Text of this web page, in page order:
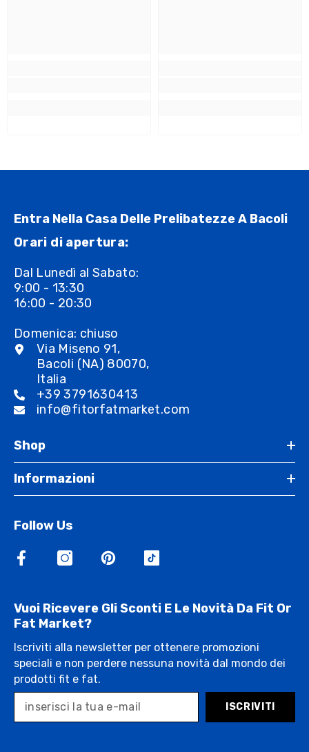
Entra Nella Casa Delle Prelibatezze A Bacoli
Orari di apertura:
Dal Lunedì al Sabato:
9:00 - 13:30
16:00 - 20:30
Domenica: chiuso
Via Miseno 91,
Bacoli (NA) 80070,
Italia
+39 3791630413
info@fitorfatmarket.com
Shop
Informazioni
Follow Us
Vuoi Ricevere Gli Sconti E Le Novità Da Fit Or
Fat Market?
Iscriviti alla newsletter per ottenere promozioni
speciali e non perdere nessuna novità dal mondo dei
prodotti fit e fat.
ISCRIVITI